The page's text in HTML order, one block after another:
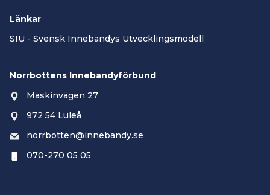
Länkar
SIU - Svensk Innebandys Utvecklingsmodell
Norrbottens Innebandyförbund
Maskinvägen 27
972 54 Luleå
norrbotten@innebandy.se
070-270 05 05